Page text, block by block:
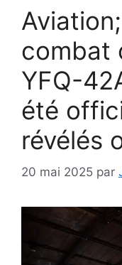
combat
YFQ-
été
révélés
20 mai 2025 par